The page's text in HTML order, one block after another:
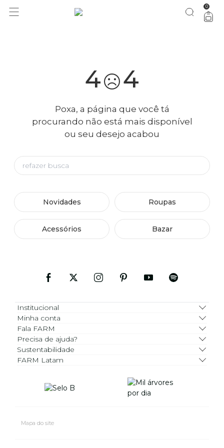
você merece 30% OFF pra comemorar com a gente aproveita! 0
4 4
Poxa, a página que você tá
procurando não está mais disponível
ou seu desejo acabou
Novidades Roupas
Acessórios Bazar
Institucional
Minha conta
Fala FARM
Precisa de ajuda?
Sustentabilidade
FARM Latam
Mapa do site